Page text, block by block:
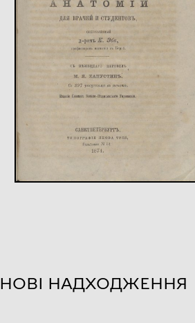
НОВІ НАДХОДЖЕННЯ